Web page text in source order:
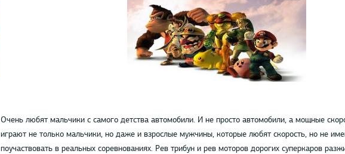
Очень любят мальчики с самого детства автомобили. И не просто автомобили, а мощные
играют не только мальчики, но даже и взрослые мужчины, которые любят скорость, но не
поучаствовать в реальных соревнованиях. Рев трибун и рев моторов дорогих суперкаров